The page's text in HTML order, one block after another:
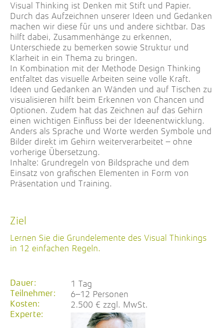
Visual Thinking ist Denken mit Stift und Papier.
Durch das Aufzeichnen unserer Ideen und Gedanken
machen wir diese für uns und andere sichtbar. Das
hilft dabei, Zusammenhänge zu erkennen,
Unterschiede zu bemerken sowie Struktur und
Klarheit in ein Thema zu bringen.
In Kombination mit der Methode Design Thinking
entfaltet das visuelle Arbeiten seine volle Kraft.
Ideen und Gedanken an Wänden und auf Tischen zu
visualisieren hilft beim Erkennen von Chancen und
Optionen. Zudem hat das Zeichnen auf das Gehirn
einen wichtigen Einfluss bei der Ideenentwicklung.
Anders als Sprache und Worte werden Symbole und
Bilder direkt im Gehirn weiterverarbeitet – ohne
vorherige Übersetzung.
Inhalte: Grundregeln von Bildsprache und dem
Einsatz von grafischen Elementen in Form von
Präsentation und Training.
Ziel
Lernen Sie die Grundelemente des Visual Thinkings
in 12 einfachen Regeln.
Dauer: 1 Tag
Teilnehmer: 6–12 Personen
Kosten: 2.500 € zzgl. MwSt.
Experte: